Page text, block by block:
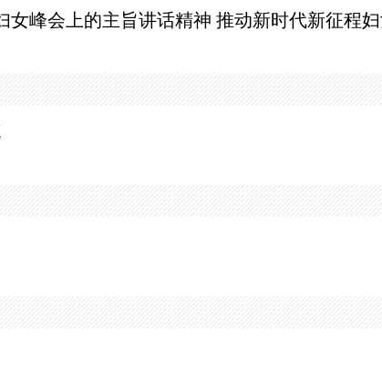
峰会上的主旨讲话精神 推动新时代新征程